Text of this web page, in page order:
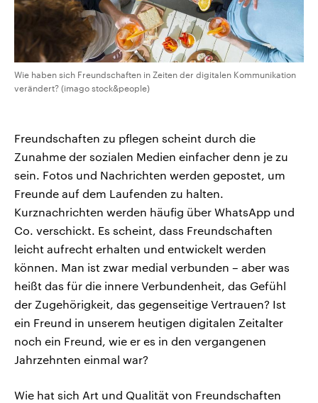
Wie haben sich Freundschaften in Zeiten der digitalen Kommunikation
verändert? (imago stock&people)
Freundschaften zu pflegen scheint durch die
Zunahme der sozialen Medien einfacher denn je zu
sein. Fotos und Nachrichten werden gepostet, um
Freunde auf dem Laufenden zu halten.
Kurznachrichten werden häufig über WhatsApp und
Co. verschickt. Es scheint, dass Freundschaften
leicht aufrecht erhalten und entwickelt werden
können. Man ist zwar medial verbunden – aber was
heißt das für die innere Verbundenheit, das Gefühl
der Zugehörigkeit, das gegenseitige Vertrauen? Ist
ein Freund in unserem heutigen digitalen Zeitalter
noch ein Freund, wie er es in den vergangenen
Jahrzehnten einmal war?
Wie hat sich Art und Qualität von Freundschaften